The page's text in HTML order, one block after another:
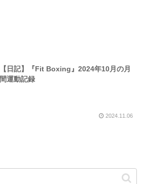
【日記】『Fit Boxing』2024年10月の月
間運動記録
2024.11.06